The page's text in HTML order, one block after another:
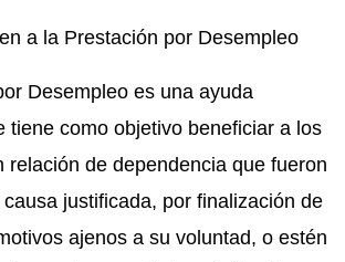
a la Prestación por Desempleo
Desempleo es una ayuda
tiene como objetivo beneficiar a los
relación de dependencia que fueron
justificada, por finalización de
ajenos a su voluntad, o estén